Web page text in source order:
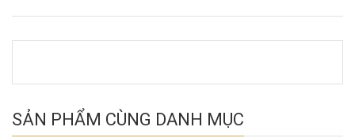
SẢN PHẨM CÙNG DANH MỤC